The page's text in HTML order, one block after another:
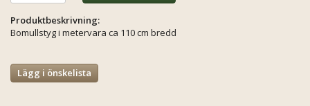
Produktbeskrivning:
Bomullstyg i metervara ca 110 cm bredd
Lägg i önskelista